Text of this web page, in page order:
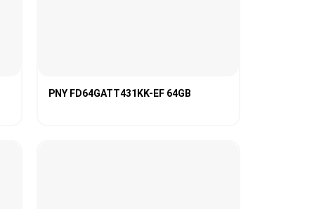
PNY FD64GATT431KK-EF 64GB